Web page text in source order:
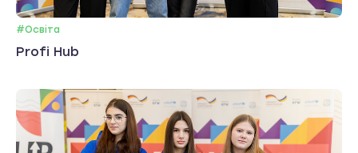
#Освіта
Profi Hub